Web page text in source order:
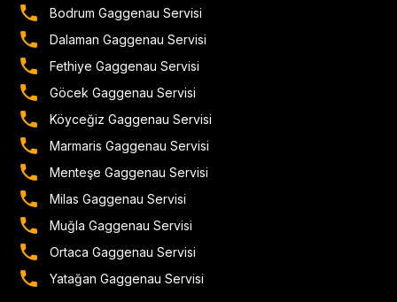
Bodrum Gaggenau Servisi
Dalaman Gaggenau Servisi
Fethiye Gaggenau Servisi
Göcek Gaggenau Servisi
Köyceğiz Gaggenau Servisi
Marmaris Gaggenau Servisi
Menteşe Gaggenau Servisi
Milas Gaggenau Servisi
Muğla Gaggenau Servisi
Ortaca Gaggenau Servisi
Yatağan Gaggenau Servisi